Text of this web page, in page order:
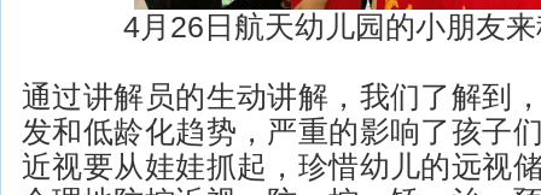
4月26日航天幼儿园的小朋友
通过讲解员的生动讲解，我们了解到
发和低龄化趋势，严重的影响了孩子
近视要从娃娃抓起，珍惜幼儿的远视